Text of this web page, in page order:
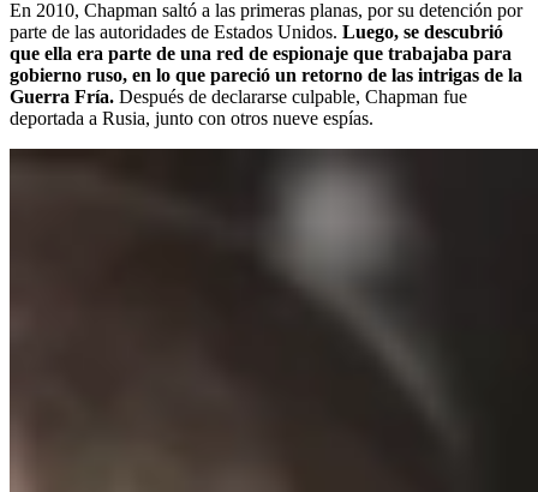
En 2010, Chapman saltó a las primeras planas, por su detención por
parte de las autoridades de Estados Unidos. Luego, se descubrió
que ella era parte de una red de espionaje que trabajaba para
gobierno ruso, en lo que pareció un retorno de las intrigas de la
Guerra Fría. Después de declararse culpable, Chapman fue
deportada a Rusia, junto con otros nueve espías.